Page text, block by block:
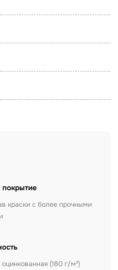
краски с более прочными
(180 г/м²)